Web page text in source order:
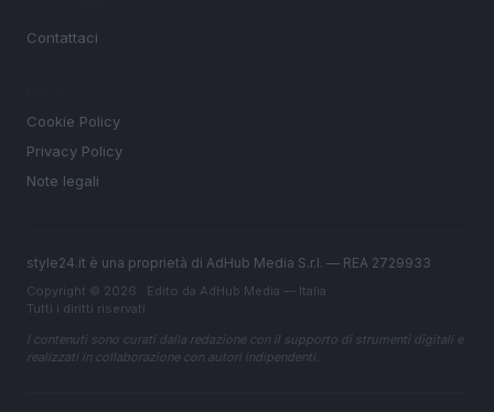
Contattaci
Cookie Policy
Privacy Policy
Note legali
style24.it è una proprietà di AdHub Media S.r.l. — REA 2729933
Copyright © 2026 · Edito da AdHub Media — Italia
Tutti i diritti riservati
I contenuti sono curati dalla redazione con il supporto di strumenti digitali e
realizzati in collaborazione con autori indipendenti.